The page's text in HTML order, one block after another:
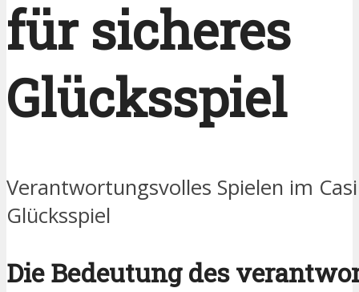
für sicheres
Glücksspiel
Verantwortungsvolles Spielen im
Glücksspiel
Die Bedeutung des